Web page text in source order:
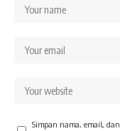
Simpan nama, email,